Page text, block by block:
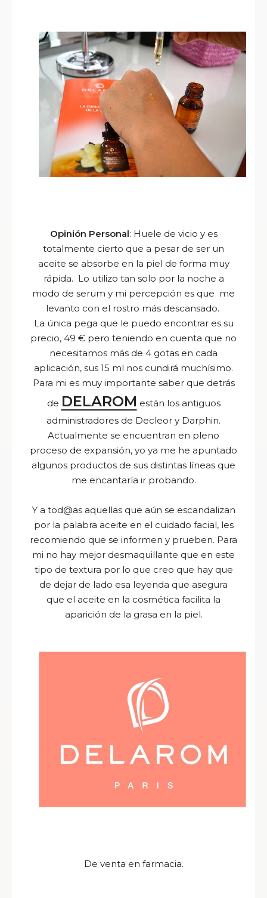
Opinión Personal: Huele de vicio y es
totalmente cierto que a pesar de ser un
aceite se absorbe en la piel de forma muy
rápida. Lo utilizo tan solo por la noche a
modo de serum y mi percepción es que me
levanto con el rostro más descansado.
La única pega que le puedo encontrar es su
precio, 49 € pero teniendo en cuenta que no
necesitamos más de 4 gotas en cada
aplicación, sus 15 ml nos cundirá muchísimo.
Para mi es muy importante saber que detrás
de DELAROM están los antiguos
administradores de Decleor y Darphin.
Actualmente se encuentran en pleno
proceso de expansión, yo ya me he apuntado
algunos productos de sus distintas líneas que
me encantaría ir probando.
Y a tod@as aquellas que aún se escandalizan
por la palabra aceite en el cuidado facial, les
recomiendo que se informen y prueben. Para
mi no hay mejor desmaquillante que en este
tipo de textura por lo que creo que hay que
de dejar de lado esa leyenda que asegura
que el aceite en la cosmética facilita la
aparición de la grasa en la piel.
De venta en farmacia.